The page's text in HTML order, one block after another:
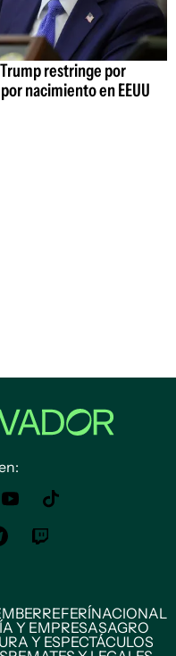
restringe por
nacimiento en EEUU
REFERÍNACIONAL
Y EMPRESASAGRO
Y ESPECTÁCULOS